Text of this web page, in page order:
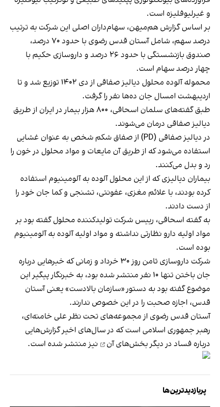
و غیرلیوفلیزه است.
بر اساس گزارش هم‌میهن، سهام‌داران اصلی این شرکت به ترتیب
درصد سهم، شامل آستان قدس رضوی با حدود ۷۰ درصد،
صندوق بازنشستگی با حدود ۲۶ درصد و داروسازی حکیم با
چهار درصد سهام است.
محموله آلوده محلول دیالیز صفاقی از دی‌ ۱۴۰۲ توزیع شد و تا
اردیبهشت امسال جان ده‌ها نفر را گرفت.
طبق گفته‌های سلمان اسحاقی، ۸۰۰ هزار بیمار در ایران از طریق
دیالیز صفاقی درمان می‌شوند.
در دیالیز صفاقی (PD) از صفاق شکم شخص به عنوان غشایی
استفاده می‌شود که از طریق آن مایعات و مواد محلول در خون را
رد و بدل می‌کنند.
بیماران دیالیزی که از این محلول آلوده به آلومینیوم استفاده
کرده بودند، با علائم مغزی، عفونتی، تشنجی و کما جان خود را
از دست دادند.
به گفته اسحاقی، رییس شرکت تولیدکننده محلول گفته بود بر
مواد اولیه دارو نظارتی نداشته و مواد اولیه آلوده به آلومینیوم
بوده است.
شرکت داروسازی ثامن روز ۳۰ خرداد و زمانی که خبرهایی درباره
جان باختن تنها ۱۰ نفر منتشر شده بود، به خبرنگار پیگیر این
موضوع گفته بود به دستور «سازمان بالادست» یعنی آستان
قدس، اجازه صحبت را در این خصوص ندارند.
آستان قدس رضوی از مجموعه‌های تحت نظر علی خامنه‌ای،
رهبر جمهوری اسلامی است که در سال‌های اخیر گزارش‌هایی
درباره فساد در دیگر بخش‌های آن نیز منتشر شده است.
پربازدیدترین‌ها